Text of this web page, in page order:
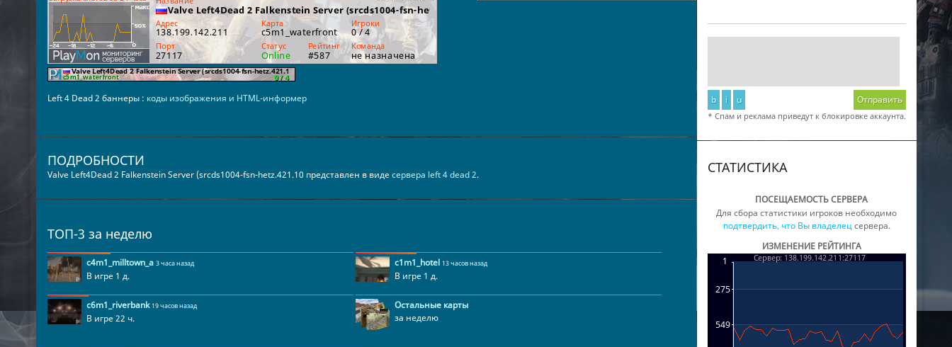
Left 4 Dead 2 баннеры : коды изображения и HTML-информер
ПОДРОБНОСТИ
Valve Left4Dead 2 Falkenstein Server (srcds1004-fsn-hetz.421.10 представлен в видесервера left 4 dead 2.
ТОП-3 за неделю
c4m1_milltown_a 3 часа назад
В игре 1 д.
c1m1_hotel 13 часов назад
В игре 1 д.
c6m1_riverbank 19 часов назад
В игре 22 ч.
Остальные карты
за неделю
b i u Отправить
* Спам и реклама приведут к блокировке аккаунта.
СТАТИСТИКА
ПОСЕЩАЕМОСТЬ СЕРВЕРА
Для сбора статистики игроков необходимо
подтвердить, что Вы владелецсервера.
ИЗМЕНЕНИЕ РЕЙТИНГА